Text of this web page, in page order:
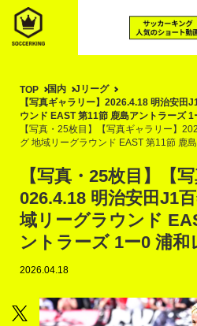
TOP 国内
Jリーグ
【写真ギャラリー】2026.4.18 明治安田
ウンド EAST 第11節 鹿島アントラーズ
【写真・25枚目】【写真ギャラリー】
グ 地域リーグラウンド EAST 第11節 鹿
【写真・25枚目】【
026.4.18 明治安田J1
域リーグラウンド
ントラーズ 1ー0 浦和
2026.04.18